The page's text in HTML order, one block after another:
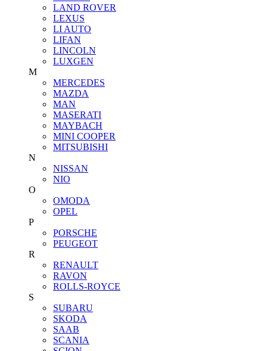
LAND ROVER
LEXUS
LI AUTO
LIFAN
LINCOLN
LUXGEN
M
MERCEDES
MAZDA
MAN
MASERATI
MAYBACH
MINI COOPER
MITSUBISHI
N
NISSAN
NIO
O
OMODA
OPEL
P
PORSCHE
PEUGEOT
R
RENAULT
RAVON
ROLLS-ROYCE
S
SUBARU
SKODA
SAAB
SCANIA